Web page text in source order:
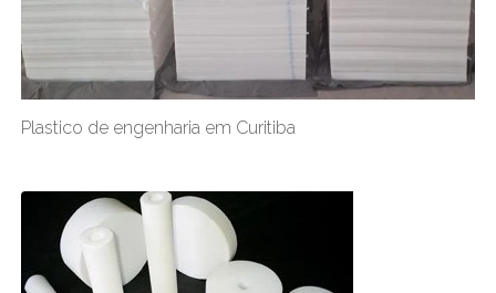
Plastico de engenharia em Curitiba